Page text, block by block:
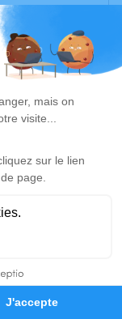
Hommages
souvenirs,
à travers des
un lieu
de Maurice
est
hommage